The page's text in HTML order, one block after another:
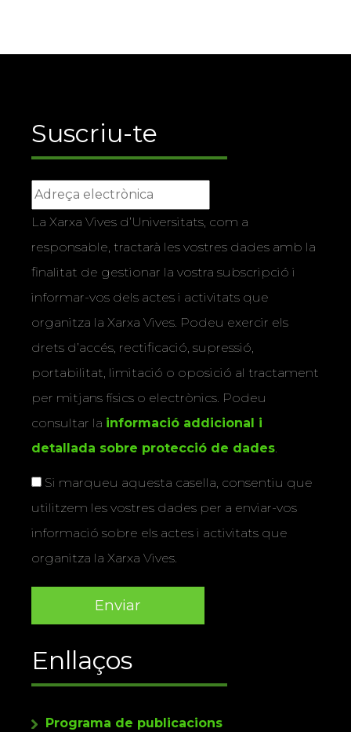
Suscriu-te
La Xarxa Vives d’Universitats, com a
responsable, tractarà les vostres dades amb la
finalitat de gestionar la vostra subscripció i
informar-vos dels actes i activitats que
organitza la Xarxa Vives. Podeu exercir els
drets d’accés, rectificació, supressió,
portabilitat, limitació o oposició al tractament
per mitjans físics o electrònics. Podeu
consultar la informació addicional i
detallada sobre protecció de dades.
Si marqueu aquesta casella, consentiu que
utilitzem les vostres dades per a enviar-vos
informació sobre els actes i activitats que
organitza la Xarxa Vives.
Enllaços
Programa de publicacions